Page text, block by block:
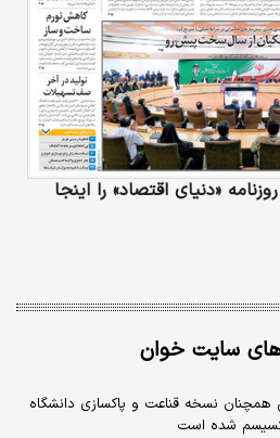
«دنیای‌ اقتصاد» را اینجا
سایت خوان
نسخه قناعت و پاکسازی دانشگاه
شده است